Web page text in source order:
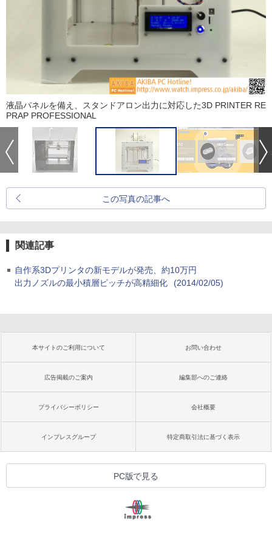
液晶パネルを備え、スタンドアロン出力に対応した3D PRINTER RE
PRAP PROFESSIONAL
この写真の記事へ
関連記事
自作系3Dプリンタの新モデルが発売、約10万円
出力ノズルの最小積層ピッチが高精細化
(2014/02/05)
本サイトのご利用について お問い合わせ
広告掲載のご案内 編集部へのご連絡
プライバシーポリシー 会社概要
インプレスグループ 特定商取引法に基づく表示
PC版で見る